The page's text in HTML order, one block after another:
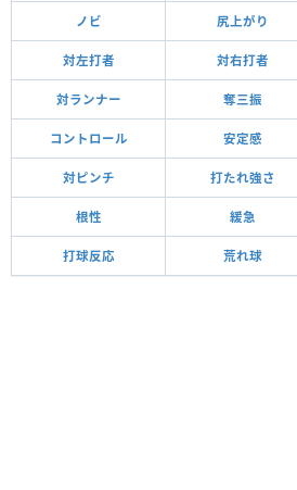
ノビ 尻上がり
対左打者 対右打者
対ランナー 奪三振
コントロール 安定感
対ピンチ 打たれ強さ
根性 緩急
打球反応 荒れ球